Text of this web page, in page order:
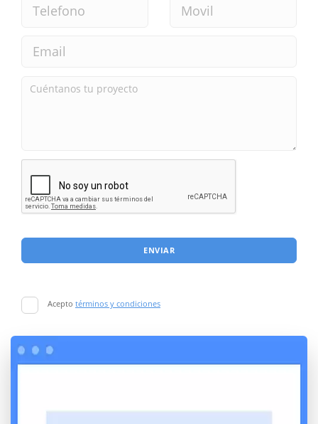
ENVIAR
Acepto términos y condiciones